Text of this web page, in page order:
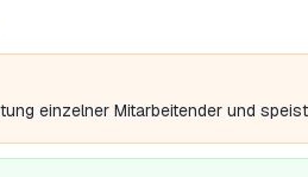
einzelner Mitarbeitender und